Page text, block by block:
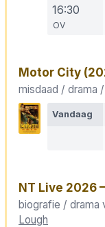
16:30
OV
Motor City
misdaad / drama
Vandaag
NT Live 2026
biografie / drama
Lough